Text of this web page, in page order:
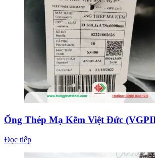
Ống Thép Mạ Kẽm Việt Đức
Đọc tiếp